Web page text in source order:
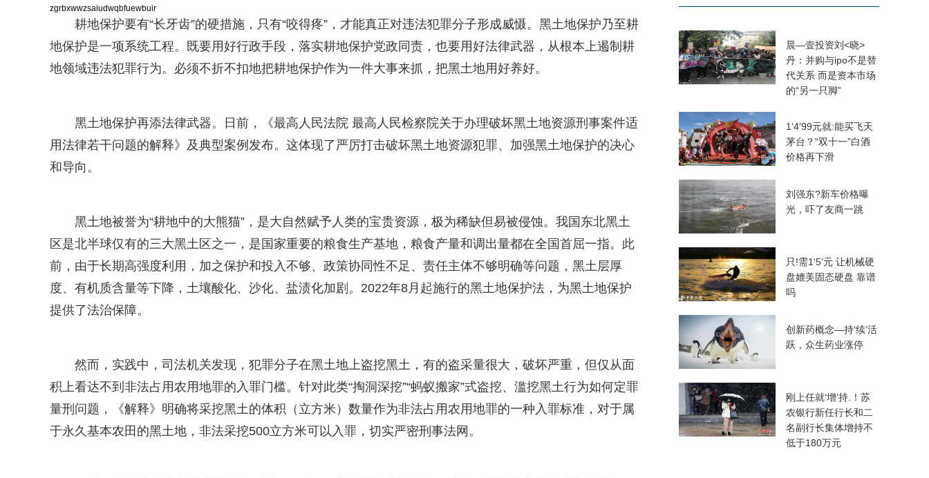
zgrbxwwzsaiudwqbfuewbuir
耕地保护要有“长牙齿”的硬措施，只有“咬得疼”，才能真正对违法犯罪分子形成威慑。黑土地保护乃至耕
地保护是一项系统工程。既要用好行政手段，落实耕地保护党政同责，也要用好法律武器，从根本上遏制耕
地领域违法犯罪行为。必须不折不扣地把耕地保护作为一件大事来抓，把黑土地用好养好。
黑土地保护再添法律武器。日前，《最高人民法院 最高人民检察院关于办理破坏黑土地资源刑事案件适
用法律若干问题的解释》及典型案例发布。这体现了严厉打击破坏黑土地资源犯罪、加强黑土地保护的决心
和导向。
黑土地被誉为“耕地中的大熊猫”，是大自然赋予人类的宝贵资源，极为稀缺但易被侵蚀。我国东北黑土
区是北半球仅有的三大黑土区之一，是国家重要的粮食生产基地，粮食产量和调出量都在全国首屈一指。此
前，由于长期高强度利用，加之保护和投入不够、政策协同性不足、责任主体不够明确等问题，黑土层厚
度、有机质含量等下降，土壤酸化、沙化、盐渍化加剧。2022年8月起施行的黑土地保护法，为黑土地保护
提供了法治保障。
然而，实践中，司法机关发现，犯罪分子在黑土地上盗挖黑土，有的盗采量很大，破坏严重，但仅从面
积上看达不到非法占用农用地罪的入罪门槛。针对此类“掏洞深挖”“蚂蚁搬家”式盗挖、滥挖黑土行为如何定罪
量刑问题，《解释》明确将采挖黑土的体积（立方米）数量作为非法占用农用地罪的一种入罪标准，对于属
于永久基本农田的黑土地，非法采挖500立方米可以入罪，切实严密刑事法网。
晨—壹投资刘<晓>
丹：并购与ipo不是替
代关系 而是资本市场
的“另一只脚”
1‘4’99元就:能买飞天
茅台？“双十一”白酒
价格再下滑
刘强东?新车价格曝
光，吓了友商一跳
只!需1‘5’元 让机械硬
盘媲美固态硬盘 靠谱
吗
创新药概念—持‘续’活
跃，众生药业涨停
刚上任就‘增’持.！苏
农银行新任行长和二
名副行长集体增持不
低于180万元